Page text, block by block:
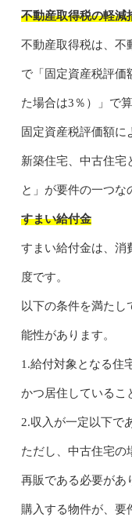
不動産取得税の軽減
不動産取得税は、不
で「固定資産税評価
た場合は3％）」で
固定資産税評価額に
新築住宅、中古住宅
と」が要件の一つな
すまい給付金
すまい給付金は、消
度です。
以下の条件を満たし
能性があります。
1.給付対象となる住
かつ居住しているこ
2.収入が一定以下で
ただし、中古住宅の
再販である必要があ
購入する物件が、要